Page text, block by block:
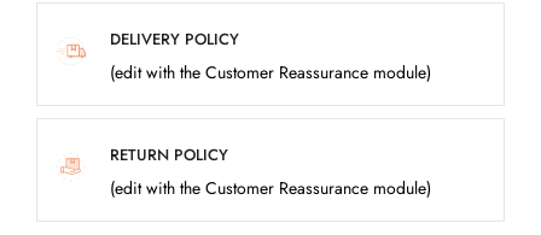
DELIVERY POLICY
(edit with the Customer Reassurance module)
RETURN POLICY
(edit with the Customer Reassurance module)